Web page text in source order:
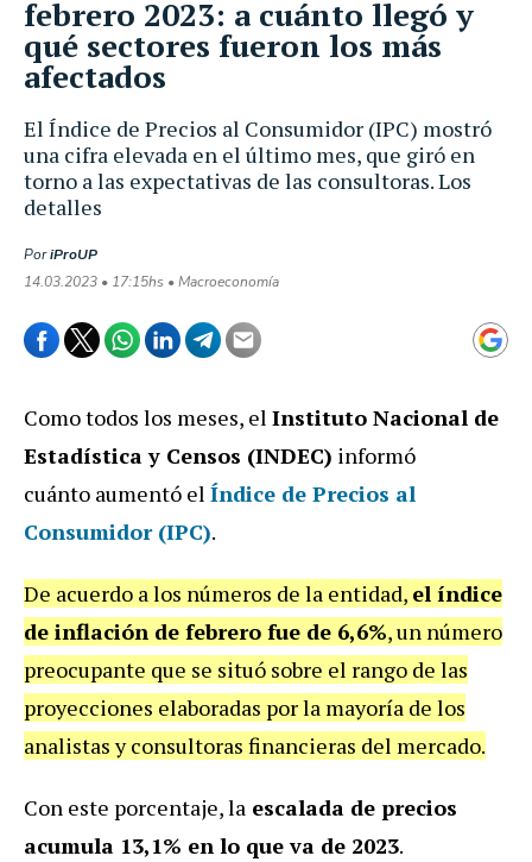
El Índice de Precios al Consumidor (IPC) mostró
una cifra elevada en el último mes, que giró en
torno a las expectativas de las consultoras. Los
detalles
PoriProUP
14.03.2023 • 17:15hs • Macroeconomía
febrero 2023: a cuánto llegó y
qué sectores fueron los más
afectados
Como todos los meses, el Instituto Nacional de
Estadística y Censos (INDEC) informó
cuánto aumentó el Índice de Precios al
Consumidor (IPC).
De acuerdo a los números de la entidad, el índice
de inflación de febrero fue de 6,6%, un número
preocupante que se situó sobre el rango de las
proyecciones elaboradas por la mayoría de los
analistas y consultoras financieras del mercado.
Con este porcentaje, la escalada de precios
acumula 13,1% en lo que va de 2023.